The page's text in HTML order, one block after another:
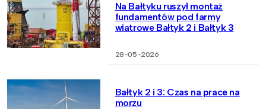
Na Bałtyku ruszył montaż
fundamentów pod farmy
wiatrowe Bałtyk 2 i Bałtyk 3
28-05-2026
Bałtyk 2 i 3: Czas na prace na
morzu